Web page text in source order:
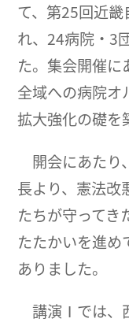
て、第25回近
れ、24病院・3
た。集会開催に
全域への病院オ
拡大強化の礎を
開会にあたり
長より、憲法改
たちが守ってき
たたかいを進
ありました。
講演Ⅰでは、